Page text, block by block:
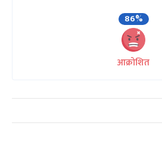
86%
आक्रोशित